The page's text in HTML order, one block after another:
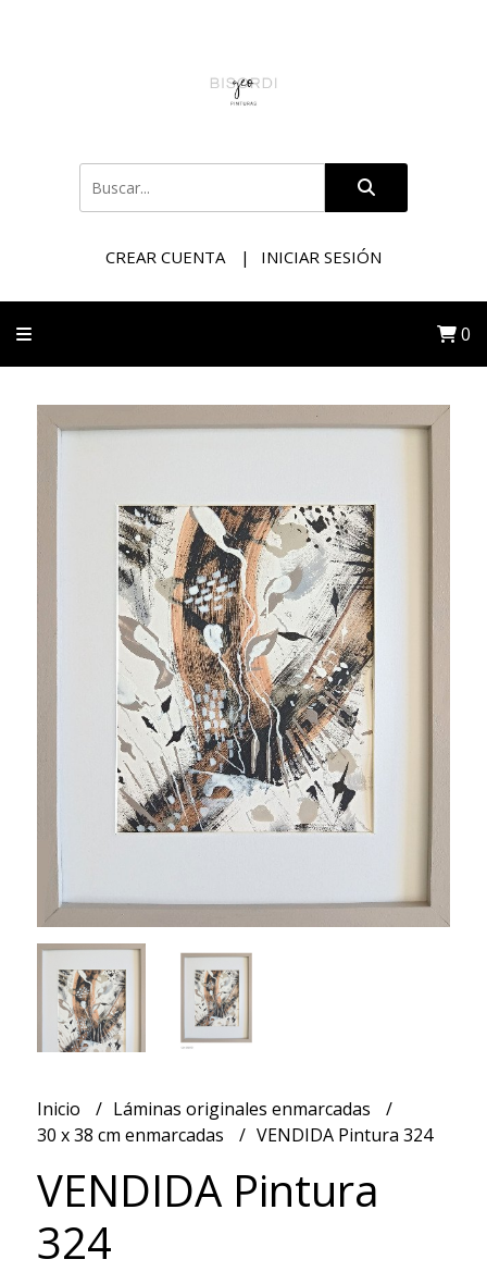
CREAR CUENTA INICIAR SESIÓN
0
Inicio
Láminas originales enmarcadas
30 x 38 cm enmarcadas
VENDIDA Pintura 324
VENDIDA Pintura
324